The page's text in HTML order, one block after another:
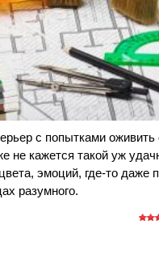
с попытками оживить
не кажется такой уж
эмоций, где-то даже
разумного.